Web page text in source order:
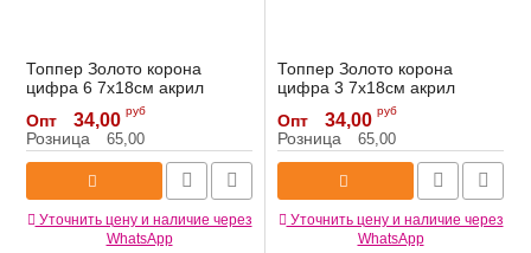
Топпер Золото корона
цифра 6 7х18см акрил
Артикул: 6231206
Опт 34,00 руб
Розница 65,00
Уточнить цену и наличие через
WhatsApp
Топпер Золото корона
цифра 3 7х18см акрил
Артикул: 6231203
Опт 34,00 руб
Розница 65,00
Уточнить цену и наличие через
WhatsApp